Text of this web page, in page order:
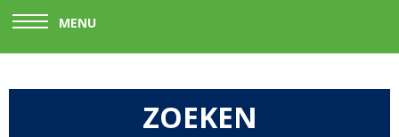
MENU
ZOEKEN